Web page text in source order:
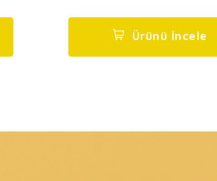
5
Ürünü İncele